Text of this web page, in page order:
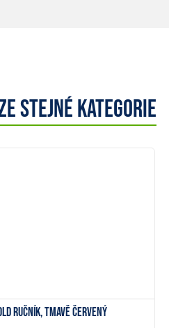
stejné kategorie
ručník, tmavě červený